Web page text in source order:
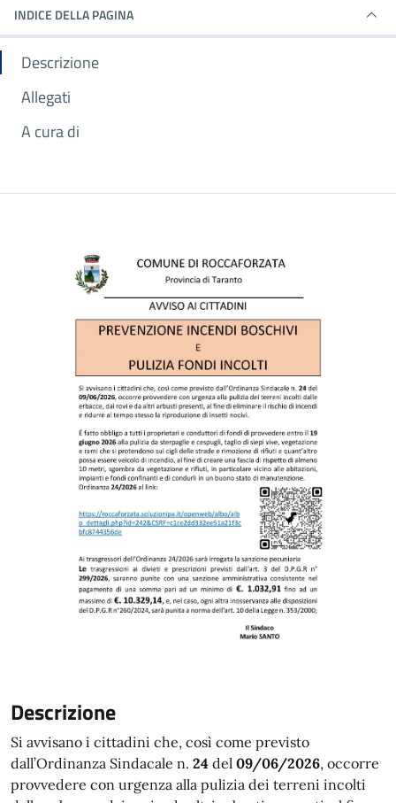
INDICE DELLA PAGINA
Descrizione
Allegati
A cura di
Descrizione
Si avvisano i cittadini che, così come previsto
dall’Ordinanza Sindacale n. 24 del 09/06/2026, occorre
provvedere con urgenza alla pulizia dei terreni incolti